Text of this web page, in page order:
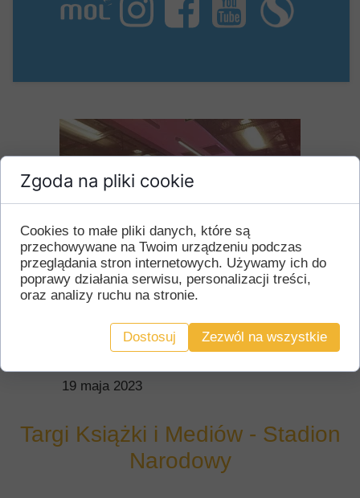
19 maja 2023
Targi Książki i Mediów - Stadion
Narodowy
Zgoda na pliki cookie
Cookies to małe pliki danych, które są
przechowywane na Twoim urządzeniu podczas
przeglądania stron internetowych. Używamy ich do
poprawy działania serwisu, personalizacji treści,
oraz analizy ruchu na stronie.
Dostosuj Zezwól na wszystkie